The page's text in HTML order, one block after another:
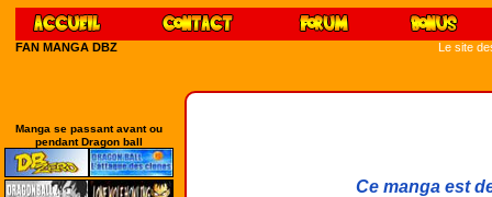
FAN MANGA DBZ Le site
Manga se passant avant ou
pendant Dragon ball
Ce manga est